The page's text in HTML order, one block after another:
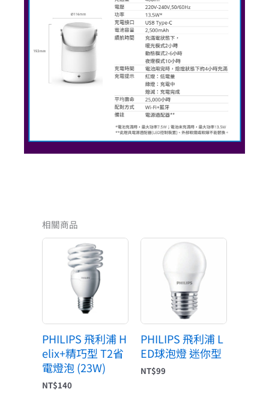
相關商品
PHILIPS 飛利浦 H
elix+精巧型 T2省
電燈泡 (23W)
NT$140
PHILIPS 飛利浦 L
ED球泡燈 迷你型
NT$99